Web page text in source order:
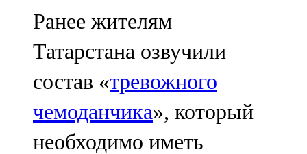
Яр Чаллы
105,5 FM
Ранее жителям
Татарстана озвучили
состав «тревожного
чемоданчика», который
необходимо иметь